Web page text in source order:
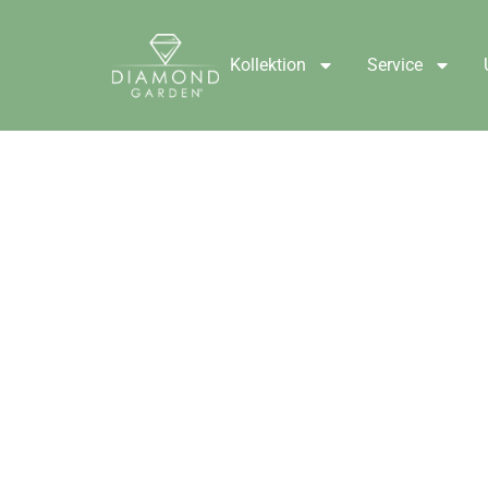
Kollektion Service